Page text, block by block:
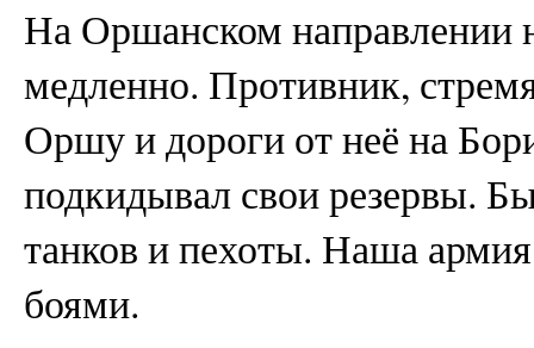
На Оршанском направлении
медленно. Противник,
Оршу и дороги от неё на
подкидывал свои резервы.
танков и пехоты. Наша
боями.